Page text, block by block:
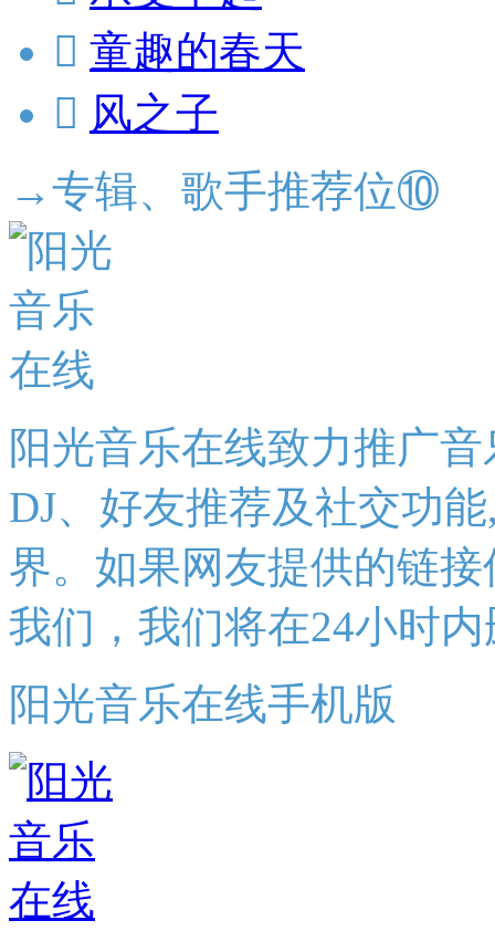
 童趣的春天
 风之子
→专辑、歌手推荐位⑩
阳光音乐在线致力推广
DJ、好友推荐及社交功
界。如果网友提供的链
我们，我们将在24小时
阳光音乐在线手机版